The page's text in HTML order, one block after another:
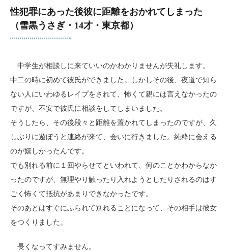
性犯罪にあった後彼に距離をおかれてしまった
（雪黒うさぎ・14才・東京都）
中学生が相談しに来ていいのかわかりませんが失礼します。
中二の時に初めて彼氏ができました。しかしその後、夜道で知ら
ない人にいわゆるレイプをされて、怖くて親には言えなかったの
ですが、不安で彼氏に相談をしてしまいました。
そうしたら、その後段々と距離を置かれてしまったのですが、久
しぶりに遊ぼうと連絡が来て、会いに行きました。純粋に会える
のが嬉しかったんです。
でも別れる前に１回やらせてといわれて、何のことかわからなか
ったのですが、無理やり触ったり入れようとしたりされるのはす
ごく怖くて抵抗があまりできなかったです。
そのあとはすぐにふられて別れることになって、その相手は彼女
をつくりました。
長くなってすみません。